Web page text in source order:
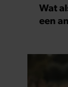
Wat
een